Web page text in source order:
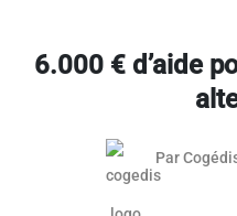
6.000 € d’aide
Article réservé aux
Par